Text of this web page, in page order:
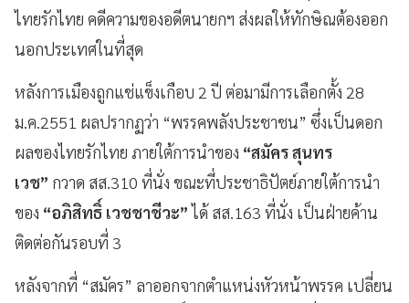
ไทยรักไทย คดีความของอดีตนายกฯ ส่งผลให้ทักษิณต้องออก
นอกประเทศในที่สุด
หลังการเมืองถูกแช่แข็งเกือบ 2 ปี ต่อมามีการเลือกตั้ง 28
ม.ค.2551 ผลปรากฏว่า “พรรคพลังประชาชน” ซึ่งเป็นดอก
ผลของไทยรักไทย ภายใต้การนำของ “สมัคร สุนทร
เวช” กวาด สส.310 ที่นั่ง ขณะที่ประชาธิปัตย์ภายใต้การนำ
ของ “อภิสิทธิ์ เวชชาชีวะ”ได้ สส.163 ที่นั่ง เป็นฝ่ายค้าน
ติดต่อกันรอบที่ 3
หลังจากที่ “สมัคร” ลาออกจากตำแหน่งหัวหน้าพรรค เปลี่ยน